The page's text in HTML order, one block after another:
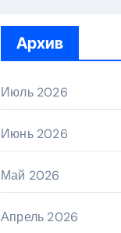
Архив
Июль 2026
Июнь 2026
Май 2026
Апрель 2026